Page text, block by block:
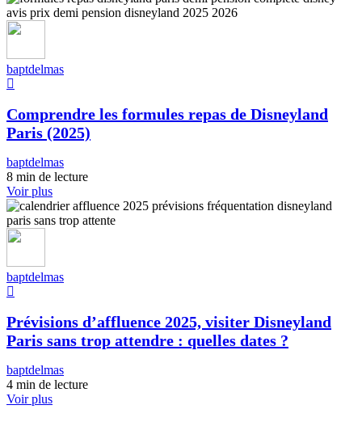
baptdelmas
Comprendre les formules repas de Disneyland
Paris (2025)
baptdelmas
8 min de lecture
Voir plus
baptdelmas
Prévisions d’affluence 2025, visiter Disneyland
Paris sans trop attendre : quelles dates ?
baptdelmas
4 min de lecture
Voir plus